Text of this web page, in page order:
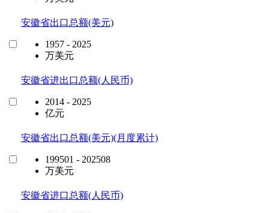
安徽省出口总额(美元)
1957 - 2025
万美元
安徽省进出口总额(人民币)
2014 - 2025
亿元
安徽省出口总额(美元)(月度累计)
199501 - 202508
万美元
安徽省进口总额(人民币)